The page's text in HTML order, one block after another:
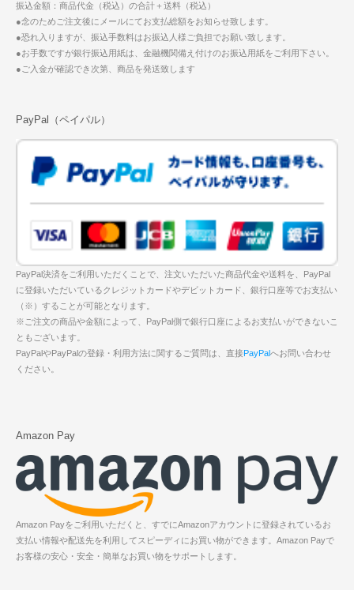
振込金額：商品代金（税込）の合計＋送料（税込）
●念のためご注文後にメールにてお支払総額をお知らせ致します。
●恐れ入りますが、振込手数料はお振込人様ご負担でお願い致します。
●お手数ですが銀行振込用紙は、金融機関備え付けのお振込用紙をご利用下さい。
●ご入金が確認でき次第、商品を発送致します
PayPal（ペイパル）
PayPal決済をご利用いただくことで、注文いただいた商品代金や送料を、PayPal
に登録いただいているクレジットカードやデビットカード、銀行口座等でお支払い
（※）することが可能となります。
※ご注文の商品や金額によって、PayPal側で銀行口座によるお支払いができないこ
ともございます。
PayPalやPayPalの登録・利用方法に関するご質問は、直接PayPalへお問い合わせ
ください。
Amazon Pay
Amazon Payをご利用いただくと、すでにAmazonアカウントに登録されているお
支払い情報や配送先を利用してスピーディにお買い物ができます。Amazon Payで
お客様の安心・安全・簡単なお買い物をサポートします。